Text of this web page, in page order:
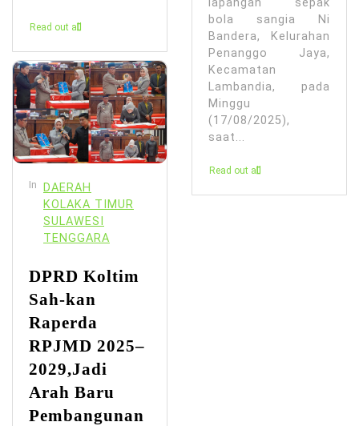
Read out all
In DAERAH
KOLAKA TIMUR
SULAWESI
TENGGARA
DPRD Koltim
Sah-kan
Raperda
RPJMD 2025–
2029,Jadi
Arah Baru
Pembangunan
bola sangia Ni
Bandera, Kelurahan
Penanggo Jaya,
Kecamatan
Lambandia, pada
Minggu
(17/08/2025),
saat...
Read out all